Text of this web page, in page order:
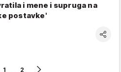
i mene i supruga na
postavke'
1 2